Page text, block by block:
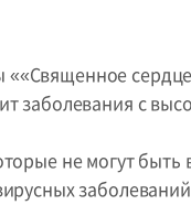
с
не могут